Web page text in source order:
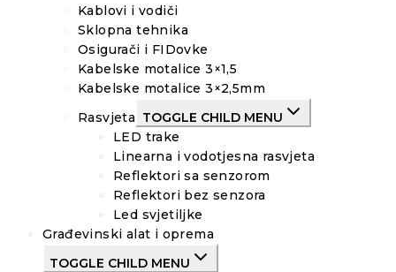
Kablovi i vodiči
Sklopna tehnika
Osigurači i FIDovke
Kabelske motalice 3×1,5
Kabelske motalice 3×2,5mm
Rasvjeta TOGGLE CHILD MENU
LED trake
Linearna i vodotjesna rasvjeta
Reflektori sa senzorom
Reflektori bez senzora
Led svjetiljke
Građevinski alat i oprema
TOGGLE CHILD MENU